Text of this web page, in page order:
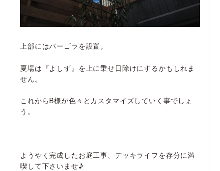
上部にはパーゴラを設置。
夏場は『よしず』を上に乗せ日除けにするかもしれま
せん。
これからB様が色々とカスタマイズしていく事でしょ
う。
ようやく完成したお庭工事、デッキライフを存分に満
喫して下さいませ♪